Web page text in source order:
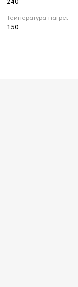
240
Температура нагрева
150